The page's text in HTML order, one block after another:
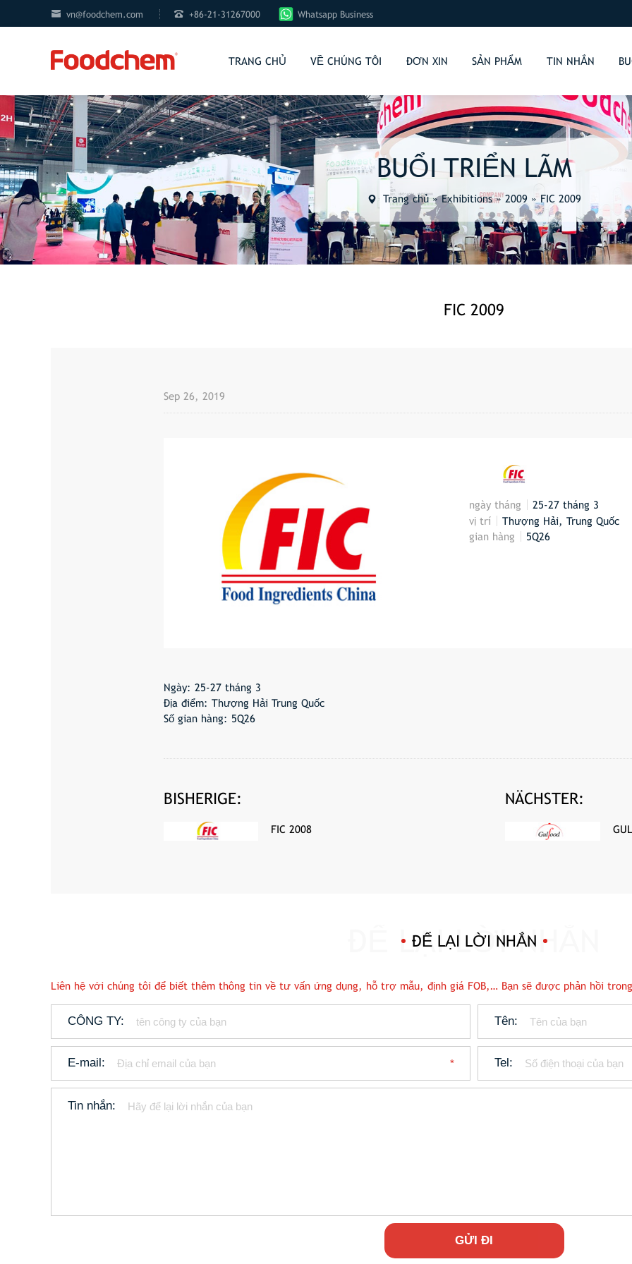
 vn@foodchem.com  +86-21-31267000 Whatsapp Business
TRANG CHỦ VỀ CHÚNG TÔI ĐƠN XIN SẢN PHẨM TIN NHẮN
BUỔI TRIỂN LÃM
Trang chủ»Exhibitions»2009» FIC 2009
FIC 2009
Sep 26, 2019
ngày tháng
25-27 tháng 3
vị trí
Thượng Hải, Trung Quốc
gian hàng
5Q26
Ngày: 25-27 tháng 3
Địa điểm: Thượng Hải Trung Quốc
Số gian hàng: 5Q26
BISHERIGE:
FIC 2008
NÄCHSTER:
ĐỂ LẠI LỜI NHẮN
Liên hệ với chúng tôi để biết thêm thông tin về tư vấn ứng dụng, hỗ trợ mẫu, định giá FOB,… Bạn sẽ được phản hồi